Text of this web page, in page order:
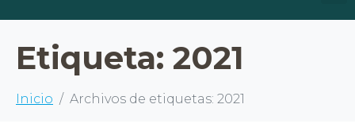
Etiqueta: 2021
Inicio Archivos de etiquetas: 2021